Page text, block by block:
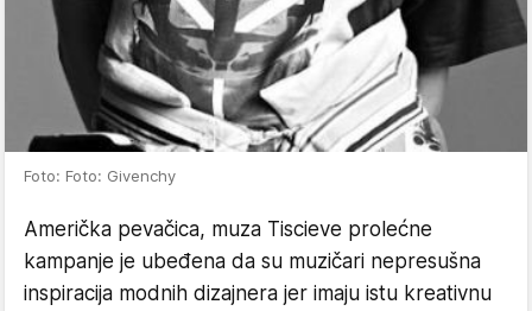
Foto: Foto: Givenchy
Američka pevačica, muza Tiscieve prolećne
kampanje je ubeđena da su muzičari nepresušna
inspiracija modnih dizajnera jer imaju istu kreativnu